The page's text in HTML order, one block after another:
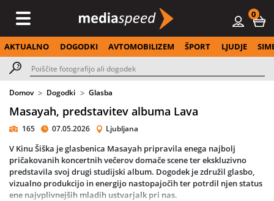
0
AKTUALNO DOGODKI AVTOMOBILIZEM ŠPORT LJUDJE
Domov Dogodki Glasba
Masayah, predstavitev albuma Lava
165 07.05.2026 Ljubljana
V Kinu Šiška je glasbenica Masayah pripravila enega najbolj
pričakovanih koncertnih večerov domače scene ter ekskluzivno
predstavila svoj drugi studijski album. Dogodek je združil glasbo,
vizualno produkcijo in energijo nastopajočih ter potrdil njen status
ene najvplivnejših mladih ustvarjalk pri nas.